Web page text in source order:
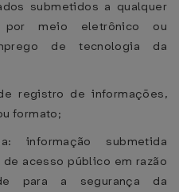
submetidos a qualquer
por meio eletrônico ou
de tecnologia da
registro de informações,
formato;
informação submetida
acesso público em razão
para a segurança da